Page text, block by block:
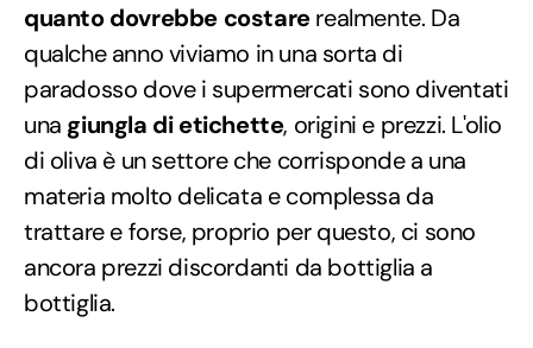
quanto dovrebbe costarerealmente. Da
qualche anno viviamo in una sorta di
paradosso dove i supermercati sono diventati
una giungla di etichette, origini e prezzi. L'olio
di oliva è un settore che corrisponde a una
materia molto delicata e complessa da
trattare e forse, proprio per questo, ci sono
ancora prezzi discordanti da bottiglia a
bottiglia.